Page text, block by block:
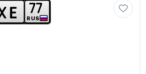
e RUS
7 7